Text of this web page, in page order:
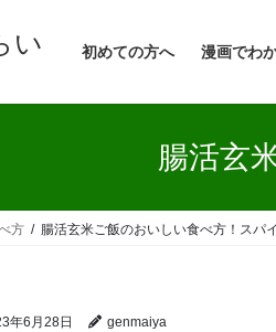
い 初めての方へ 漫画でわ
腸活玄
方 腸活玄米ご飯のおいしい食べ方！スパ
年6月28日 genmaiya